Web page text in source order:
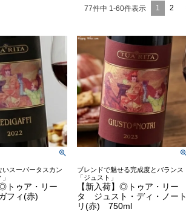
77件中 1 -60件表示 1 2
いスーパータスカン
トゥア・リー
フィ(赤)
ブレンドで魅せる完成度とバランス
「ジュスト」
【新入荷】◎トゥア・リー
タ ジュスト・ディ・ノート
リ(赤) 750ml